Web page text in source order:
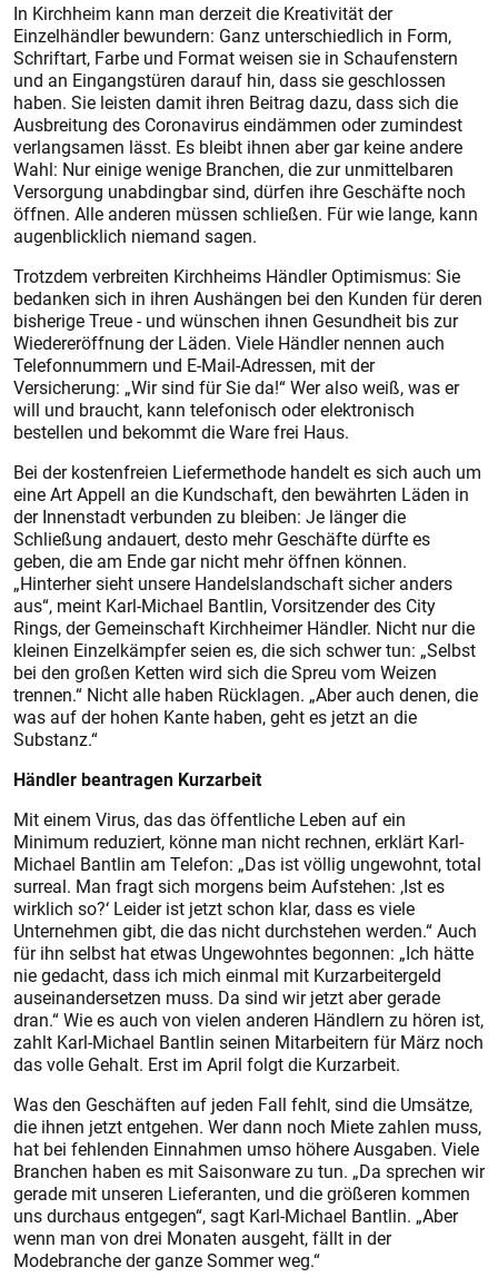
In Kirchheim kann man derzeit die Kreativität der
Einzelhändler bewundern: Ganz unterschiedlich in Form,
Schriftart, Farbe und Format weisen sie in Schaufenstern
und an Eingangstüren darauf hin, dass sie geschlossen
haben. Sie leisten damit ihren Beitrag dazu, dass sich die
Ausbreitung des Coronavirus eindämmen oder zumindest
verlangsamen lässt. Es bleibt ihnen aber gar keine andere
Wahl: Nur einige wenige Branchen, die zur unmittelbaren
Versorgung unabdingbar sind, dürfen ihre Geschäfte noch
öffnen. Alle anderen müssen schließen. Für wie lange, kann
augenblicklich niemand sagen.
Trotzdem verbreiten Kirchheims Händler Optimismus: Sie
bedanken sich in ihren Aushängen bei den Kunden für deren
bisherige Treue - und wünschen ihnen Gesundheit bis zur
Wiedereröffnung der Läden. Viele Händler nennen auch
Telefonnummern und E-Mail-Adressen, mit der
Versicherung: „Wir sind für Sie da!“ Wer also weiß, was er
will und braucht, kann telefonisch oder elektronisch
bestellen und bekommt die Ware frei Haus.
Bei der kostenfreien Liefermethode handelt es sich auch um
eine Art Appell an die Kundschaft, den bewährten Läden in
der Innenstadt verbunden zu bleiben: Je länger die
Schließung andauert, desto mehr Geschäfte dürfte es
geben, die am Ende gar nicht mehr öffnen können.
„Hinterher sieht unsere Handelslandschaft sicher anders
aus“, meint Karl-Michael Bantlin, Vorsitzender des City
Rings, der Gemeinschaft Kirchheimer Händler. Nicht nur die
kleinen Einzelkämpfer seien es, die sich schwer tun: „Selbst
bei den großen Ketten wird sich die Spreu vom Weizen
trennen.“ Nicht alle haben Rücklagen. „Aber auch denen, die
was auf der hohen Kante haben, geht es jetzt an die
Substanz.“
Händler beantragen Kurzarbeit
Mit einem Virus, das das öffentliche Leben auf ein
Minimum reduziert, könne man nicht rechnen, erklärt Karl-
Michael Bantlin am Telefon: „Das ist völlig ungewohnt, total
surreal. Man fragt sich morgens beim Aufstehen: ,Ist es
wirklich so?‘ Leider ist jetzt schon klar, dass es viele
Unternehmen gibt, die das nicht durchstehen werden.“ Auch
für ihn selbst hat etwas Ungewohntes begonnen: „Ich hätte
nie gedacht, dass ich mich einmal mit Kurzarbeitergeld
auseinandersetzen muss. Da sind wir jetzt aber gerade
dran.“ Wie es auch von vielen anderen Händlern zu hören ist,
zahlt Karl-Michael Bantlin seinen Mitarbeitern für März noch
das volle Gehalt. Erst im April folgt die Kurzarbeit.
Was den Geschäften auf jeden Fall fehlt, sind die Umsätze,
die ihnen jetzt entgehen. Wer dann noch Miete zahlen muss,
hat bei fehlenden Einnahmen umso höhere Ausgaben. Viele
Branchen haben es mit Saisonware zu tun. „Da sprechen wir
gerade mit unseren Lieferanten, und die größeren kommen
uns durchaus entgegen“, sagt Karl-Michael Bantlin. „Aber
wenn man von drei Monaten ausgeht, fällt in der
Modebranche der ganze Sommer weg.“